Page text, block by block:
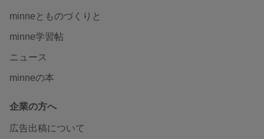
minneとものづくりと
minne学習帖
ニュース
minneの本
企業の方へ
広告出稿について